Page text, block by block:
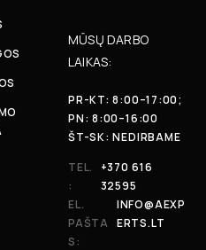
MŪSŲ DARBO
LAIKAS:
PR-KT: 8:00–17:00;
PN: 8:00–16:00
ŠT-SK: NEDIRBAME
TEL.
:
+370 616
32595
EL.
PAŠTA
S:
INFO@AEXP
ERTS.LT